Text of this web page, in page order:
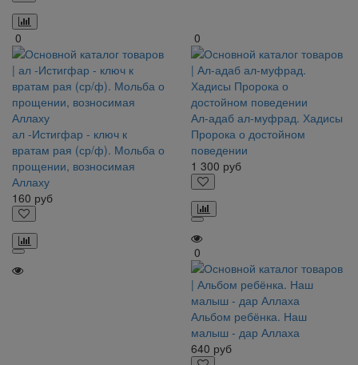
0
ал -Истигфар - ключ к
вратам рая (ср/ф). Мольба о
прощении, возносимая
Аллаху
160 руб
0
Ал-адаб ал-муфрад. Хадисы
Пророка о достойном
поведении
1 300 руб
0
Альбом ребёнка. Наш
малыш - дар Аллаха
640 руб